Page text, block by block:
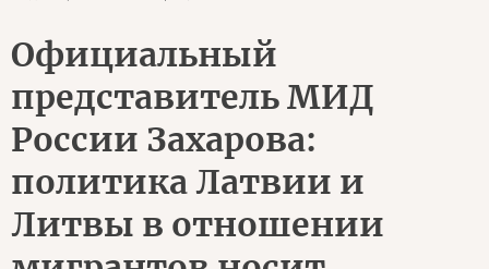
Официальный
представитель МИД
России Захарова:
политика Латвии и
Литвы в отношении